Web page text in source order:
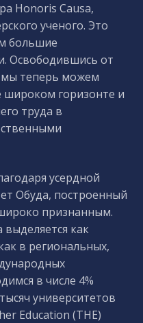
Honoris Causa,
ученого. Это
большие
Освободившись от
мы теперь можем
широком горизонте и
труда в
усердной
Обуда, построенный
признанным.
как
в региональных,
в числе 4%
университетов
Education (THE)